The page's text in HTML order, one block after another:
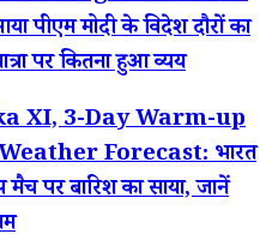
पीएम मोदी के विदेश दौरों का
पर कितना हुआ व्यय
XI, 3-Day Warm-up
Forecast: भारत
मैच पर बारिश का साया, जानें